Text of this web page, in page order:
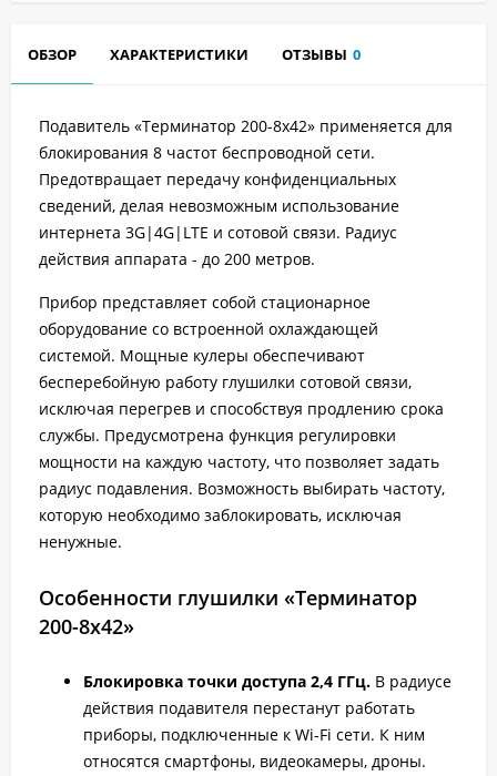
ОБЗОР ХАРАКТЕРИСТИКИ ОТЗЫВЫ 0
Подавитель «Терминатор 200-8х42» применяется для
блокирования 8 частот беспроводной сети.
Предотвращает передачу конфиденциальных
сведений, делая невозможным использование
интернета 3G|4G|LTE и сотовой связи. Радиус
действия аппарата - до 200 метров.
Прибор представляет собой стационарное
оборудование со встроенной охлаждающей
системой. Мощные кулеры обеспечивают
бесперебойную работу глушилки сотовой связи,
исключая перегрев и способствуя продлению срока
службы. Предусмотрена функция регулировки
мощности на каждую частоту, что позволяет задать
радиус подавления. Возможность выбирать частоту,
которую необходимо заблокировать, исключая
ненужные.
Особенности глушилки «Терминатор
200-8х42»
Блокировка точки доступа 2,4 ГГц. В радиусе
действия подавителя перестанут работать
приборы, подключенные к Wi-Fi сети. К ним
относятся смартфоны, видеокамеры, дроны.